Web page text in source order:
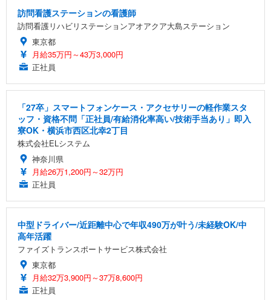
訪問看護ステーションの看護師
訪問看護リハビリステーションアオアクア大島ステーション
東京都
月給35万円～43万3,000円
正社員
「27卒」スマートフォンケース・アクセサリーの軽作業スタ
ッフ・資格不問「正社員/有給消化率高い/技術手当あり」即入
寮OK・横浜市西区北幸2丁目
株式会社ELシステム
神奈川県
月給26万1,200円～32万円
正社員
中型ドライバー/近距離中心で年収490万が叶う/未経験OK/中
高年活躍
ファイズトランスポートサービス株式会社
東京都
月給32万3,900円～37万8,600円
正社員